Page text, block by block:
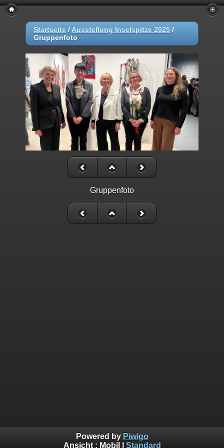
Startseite / Ausstellung Inselspitze 2025 /
Gruppenfoto
Gruppenfoto
Powered by Piwigo
Ansicht : Mobil Standard